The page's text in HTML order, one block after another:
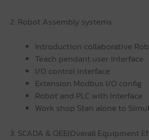
2. Robot Assembly systems
Introduction collaborative
Teach pendant user interface
I/O control interface
Extension Modbus I/O config
Robot and PLC with Interface
Work shop Stan alone to
3. SCADA & OEE(Overall Equipment